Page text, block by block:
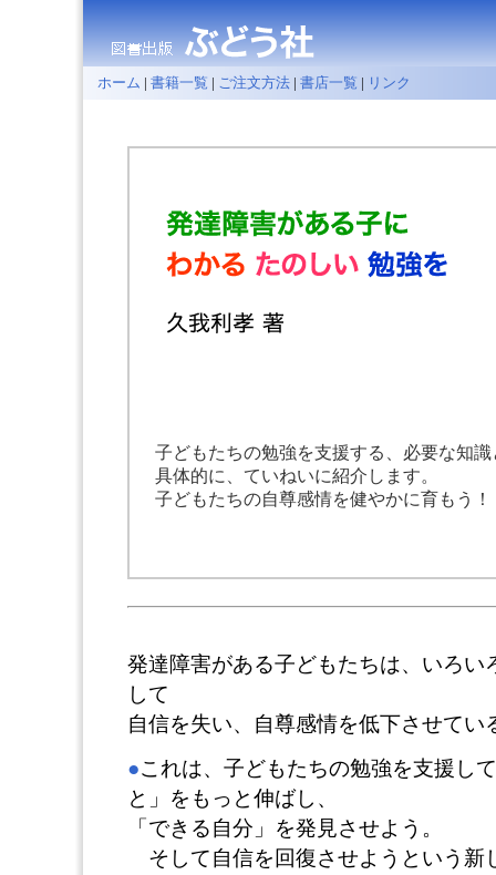
ホーム | 書籍一覧 | ご注文方法 | 書店一覧 | リンク
子どもたちの勉強を支援する、必要な知
具体的に、ていねいに紹介します。
子どもたちの自尊感情を健やかに育もう！
発達障害がある子どもたちは、いろい
して
自信を失い、自尊感情を低下させて
●これは、子どもたちの勉強を支援し
と」をもっと伸ばし、
「できる自分」を発見させよう。
そして自信を回復させようという新